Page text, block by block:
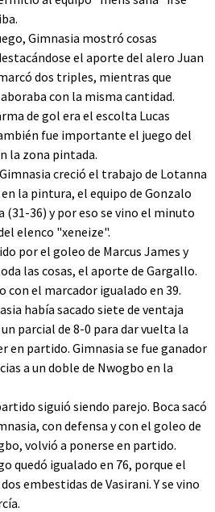
Gimnasia mostró cosas
el aporte del alero Juan
dos triples, mientras que
con la misma cantidad.
de gol era el escolta Lucas
fue importante el juego del
la zona pintada.
creció el trabajo de Lotanna
la pintura, el equipo de Gonzalo
(31-36) y por eso se vino el minuto
elenco "xeneize".
por el goleo de Marcus James y
las cosas, el aporte de Gargallo.
el marcador igualado en 39.
había sacado siete de ventaja
parcial de 8-0 para dar vuelta la
en partido. Gimnasia se fue ganador
a un doble de Nwogbo en la
siguió siendo parejo. Boca sacó
con defensa y con el goleo de
volvió a ponerse en partido.
quedó igualado en 76, porque el
embestidas de Vasirani. Y se vino